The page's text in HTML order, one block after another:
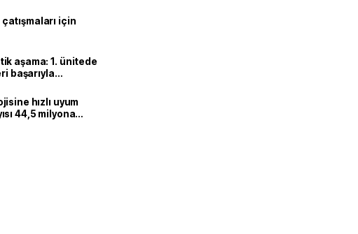
çatışmaları için
aşama: 1. ünitede
başarıyla
hızlı uyum
44,5 milyona